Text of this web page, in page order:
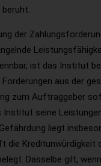
der
ist das Institut
aus der
zum Auftraggeber
Institut seine
liegt
die Kreditunwürdigkeit
Dasselbe gilt,